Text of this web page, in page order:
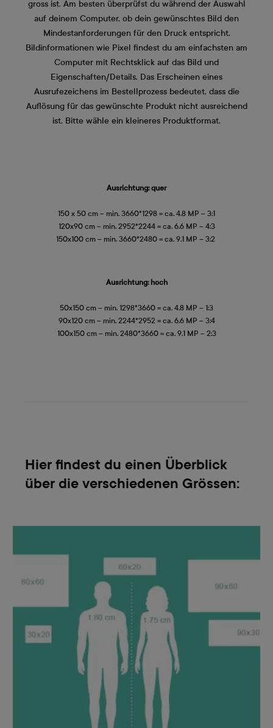
gross ist. Am besten überprüfst du während der Auswahl
auf deinem Computer, ob dein gewünschtes Bild den
Mindestanforderungen für den Druck entspricht.
Bildinformationen wie Pixel findest du am einfachsten am
Computer mit Rechtsklick auf das Bild und
Eigenschaften/Details. Das Erscheinen eines
Ausrufezeichens im Bestellprozess bedeutet, dass die
Auflösung für das gewünschte Produkt nicht ausreichend
ist. Bitte wähle ein kleineres Produktformat.
Ausrichtung: quer
150 x 50 cm – min. 3660*1298 = ca. 4.8 MP – 3:1
120x90 cm – min. 2952*2244 = ca. 6.6 MP – 4:3
150x100 cm – min. 3660*2480 = ca. 9.1 MP – 3:2
Ausrichtung: hoch
50x150 cm – min. 1298*3660 = ca. 4.8 MP – 1:3
90x120 cm – min. 2244*2952 = ca. 6.6 MP – 3:4
100x150 cm – min. 2480*3660 = ca. 9.1 MP – 2:3
Hier findest du einen Überblick
über die verschiedenen Grössen: